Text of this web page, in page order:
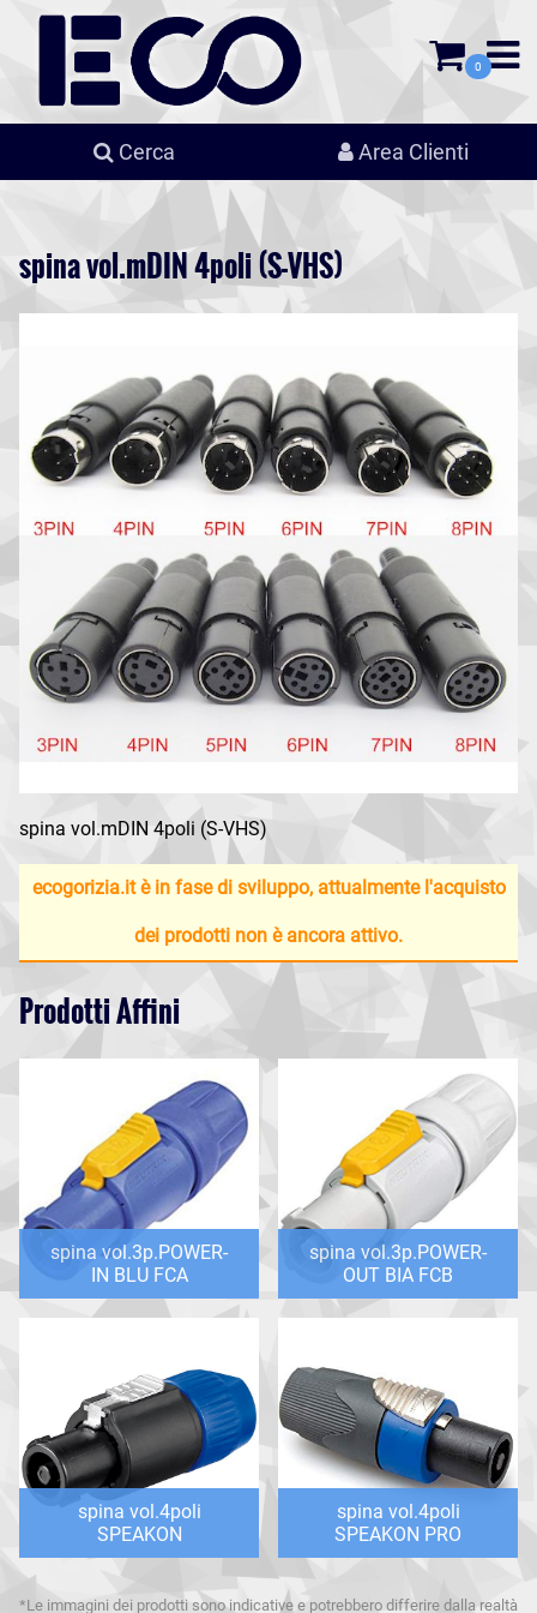
0
Cerca Area Clienti
spina vol.mDIN 4poli (S-VHS)
spina vol.mDIN 4poli (S-VHS)
ecogorizia.it è in fase di sviluppo, attualmente l'acquisto
dei prodotti non è ancora attivo.
Prodotti Affini
spina vol.3p.POWER-
IN BLU FCA
spina vol.3p.POWER-
OUT BIA FCB
spina vol.4poli
SPEAKON
spina vol.4poli
SPEAKON PRO
*Le immagini dei prodotti sono indicative e potrebbero differire dalla realtà